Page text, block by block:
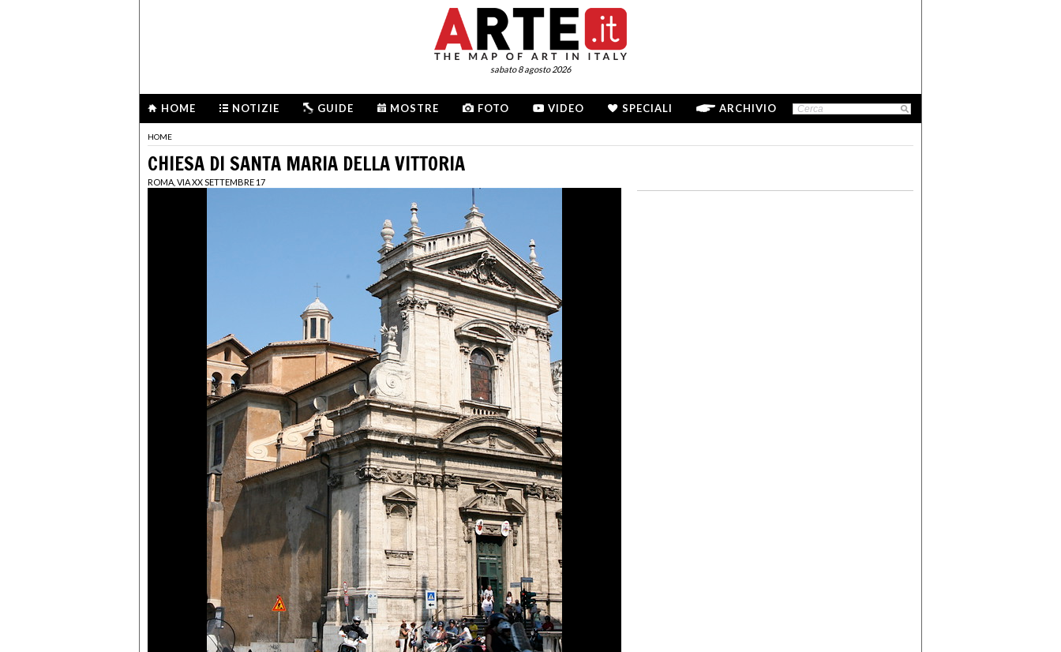
sabato 8 agosto 2026
HOME NOTIZIE GUIDE MOSTRE FOTO VIDEO SPECIALI ARCHIVIO
HOME
CHIESA DI SANTA MARIA DELLA VITTORIA
ROMA, VIA XX SETTEMBRE 17